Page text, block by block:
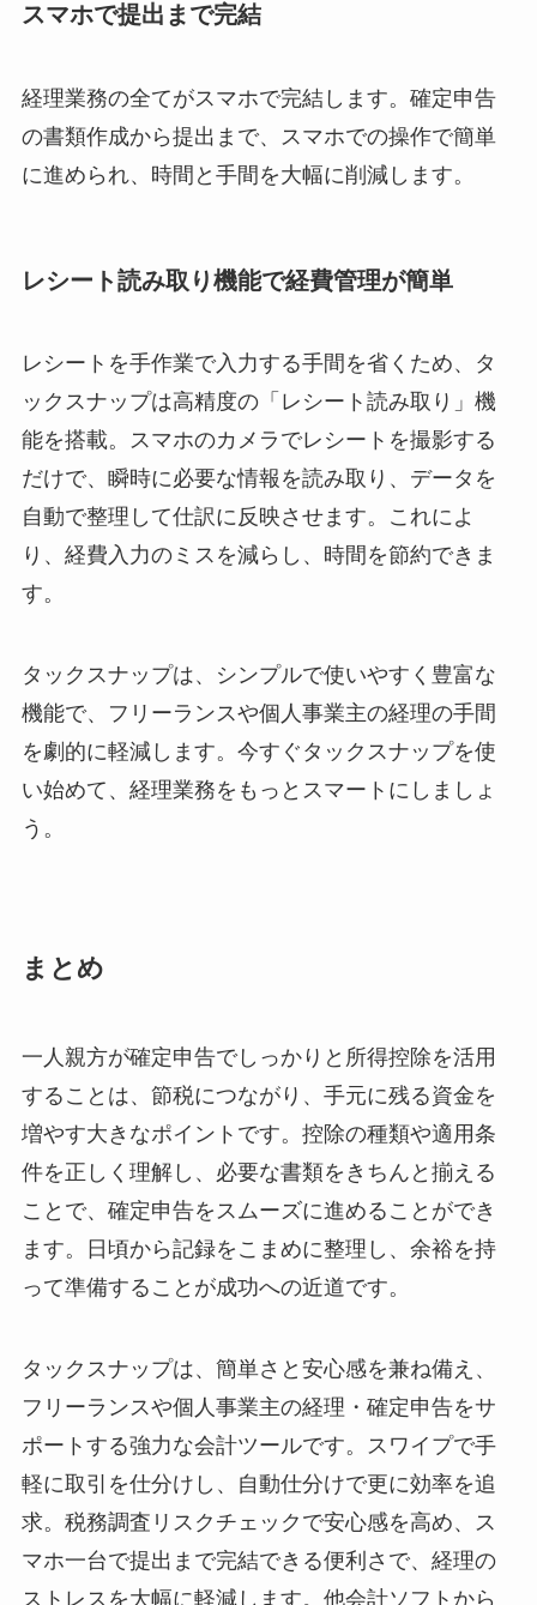
スマホで提出まで完結
経理業務の全てがスマホで完結します。確定申告
の書類作成から提出まで、スマホでの操作で簡単
に進められ、時間と手間を大幅に削減します。
レシート読み取り機能で経費管理が簡単
レシートを手作業で入力する手間を省くため、タ
ックスナップは高精度の「レシート読み取り」機
能を搭載。スマホのカメラでレシートを撮影する
だけで、瞬時に必要な情報を読み取り、データを
自動で整理して仕訳に反映させます。これによ
り、経費入力のミスを減らし、時間を節約できま
す。
タックスナップは、シンプルで使いやすく豊富な
機能で、フリーランスや個人事業主の経理の手間
を劇的に軽減します。今すぐタックスナップを使
い始めて、経理業務をもっとスマートにしましょ
う。
まとめ
一人親方が確定申告でしっかりと所得控除を活用
することは、節税につながり、手元に残る資金を
増やす大きなポイントです。控除の種類や適用条
件を正しく理解し、必要な書類をきちんと揃える
ことで、確定申告をスムーズに進めることができ
ます。日頃から記録をこまめに整理し、余裕を持
って準備することが成功への近道です。
タックスナップは、簡単さと安心感を兼ね備え、
フリーランスや個人事業主の経理・確定申告をサ
ポートする強力な会計ツールです。スワイプで手
軽に取引を仕分けし、自動仕分けで更に効率を追
求。税務調査リスクチェックで安心感を高め、ス
マホ一台で提出まで完結できる便利さで、経理の
ストレスを大幅に軽減します。他会計ソフトから